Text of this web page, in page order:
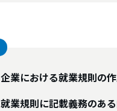
企業における就業規則の
就業規則に記載義務のあ